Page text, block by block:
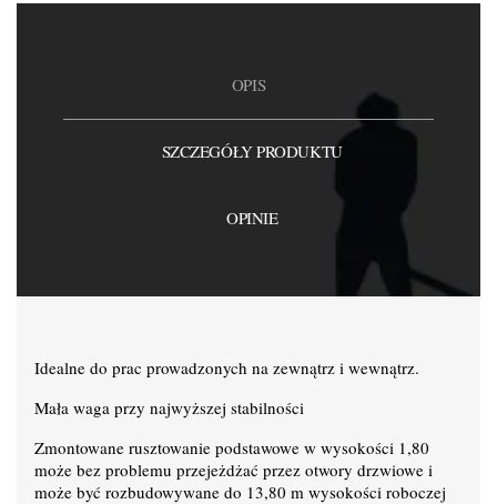
OPIS
SZCZEGÓŁY PRODUKTU
OPINIE
Idealne do prac prowadzonych na zewnątrz i wewnątrz.
Mała waga przy najwyższej stabilności
Zmontowane rusztowanie podstawowe w wysokości 1,80
może bez problemu przejeżdżać przez otwory drzwiowe i
może być rozbudowywane do 13,80 m wysokości roboczej